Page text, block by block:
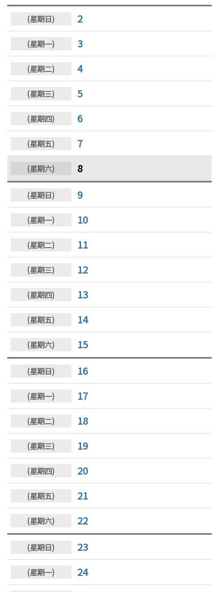
2
3
4
5
6
7
8
9
10
11
12
13
14
15
16
17
18
19
20
21
22
23
24